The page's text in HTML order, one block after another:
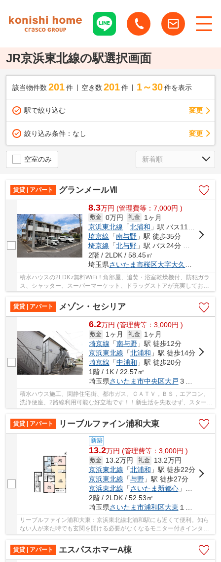
JR京浜東北線の駅選択画面
該当物件数 201件 空き数 201 件 1～30 件を表示
駅で絞り込む 変更
絞り込み条件： なし 変更
空室のみ
賃貸 | アパート グランメールⅦ
8.3万円 (管理費等：7,000円 )
敷金 0万円 礼金
1ヶ月
京浜東北線 「北浦和 」駅 バス11分 「片町停」 停歩3分
埼京線 「南与野 」駅 徒歩35分
埼京線 「北与野 」駅 バス24分 「天王前（埼玉県）」 停歩6分
2階 / 2LDK / 58.45㎡
埼玉県さいたま市桜区大字大久保領家
積水ハウスの2LDK♪無料WiFi！角部屋、追焚・浴室乾燥機付、防犯ガラ
ス、シャッター、スーパーマーケット、ドラッグストアが充実しており
ます！「グランメールⅦ 」：さいたま市桜区エリ...
賃貸 | アパート
メゾン・セシリア
6.2万円 (管理費等：3,000円 )
敷金 1ヶ月 礼金
1ヶ月
埼京線 「南与野」駅 徒歩12分
京浜東北線 「北浦和 」駅 徒歩14分
埼京線 「中浦和 」駅 徒歩20分
1階 / 1K / 22.57㎡
埼玉県さいたま市中央区大戸 ３丁目１７-１
積水ハウス施工、閑静住宅街、都市ガス、ＣＡＴＶ，ＢＳ，エアコン、
洗浄便座、2路線利用可能な好立地です！！新生活を失敗せず、スタート
賃貸 | アパート
リーブルファイン浦和大東
新築
13.2万円 (管理費等：3,000円 )
敷金 13.2万円 礼金
13.2万円
京浜東北線 「北浦和 」駅 徒歩22分
京浜東北線 「与野」駅 徒歩27分
京浜東北線 「さいたま新都心」駅 徒歩39分
2階 / 2LDK / 52.53㎡
埼玉県さいたま市浦和区大東 １丁目１２-３
リーブルファイン浦和大東：京浜東北線北浦和駅にも近くて便利。知ら
ない人が来た時でも玄関を開ける必要がなくなるモニター付きインター
賃貸 | アパート
エスパスホマーA棟